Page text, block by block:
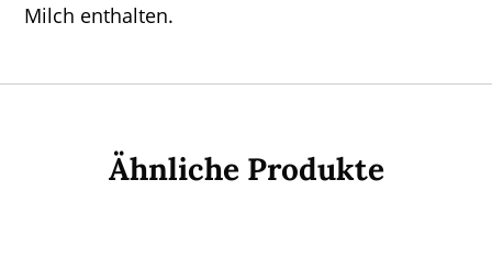
Milch enthalten.
Ähnliche Produkte